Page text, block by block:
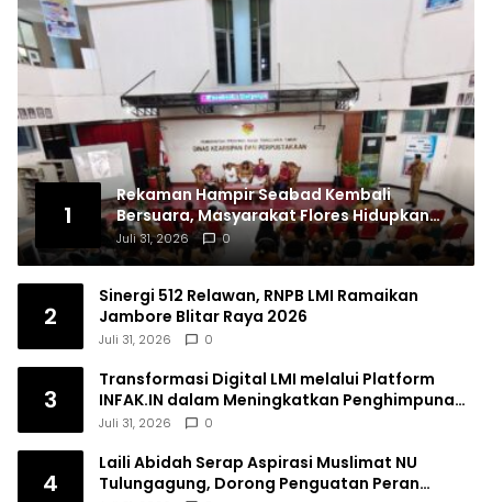
1
Rekaman Hampir Seabad Kembali
Bersuara, Masyarakat Flores Hidupkan
Lagi Ingatan Leluhur
Juli 31, 2026 0
2
Sinergi 512 Relawan, RNPB LMI Ramaikan
Jambore Blitar Raya 2026
Juli 31, 2026 0
3
Transformasi Digital LMI melalui Platform
INFAK.IN dalam Meningkatkan Penghimpunan
Dana Filantropi Islam
Juli 31, 2026 0
4
Laili Abidah Serap Aspirasi Muslimat NU
Tulungagung, Dorong Penguatan Peran